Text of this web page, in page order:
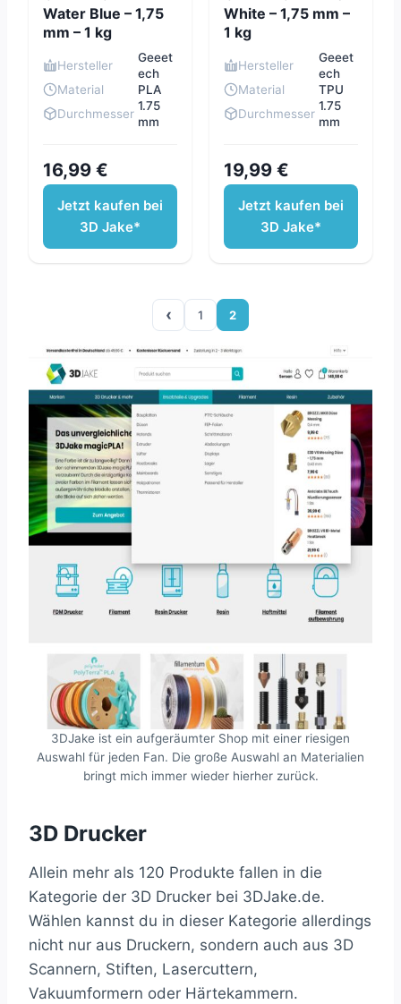
Water Blue – 1,75
mm – 1 kg
Hersteller
Geeet
ech
Material
PLA
Durchmesser
1.75
mm
16,99 €
Jetzt kaufen bei
3D Jake*
White – 1,75 mm –
1 kg
Hersteller
Geeet
ech
Material
TPU
Durchmesser
1.75
mm
19,99 €
Jetzt kaufen bei
3D Jake*
‹ 1 2
3DJake ist ein aufgeräumter Shop mit einer riesigen
Auswahl für jeden Fan. Die große Auswahl an Materialien
bringt mich immer wieder hierher zurück.
3D Drucker
Allein mehr als 120 Produkte fallen in die
Kategorie der 3D Drucker bei 3DJake.de.
Wählen kannst du in dieser Kategorie allerdings
nicht nur aus Druckern, sondern auch aus 3D
Scannern, Stiften, Lasercuttern,
Vakuumformern oder Härtekammern.